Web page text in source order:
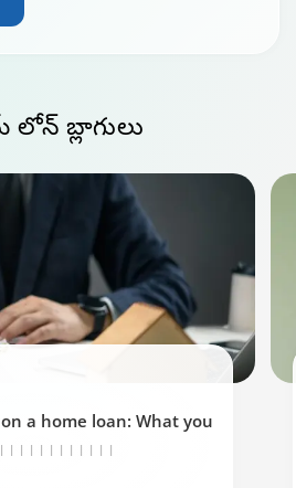
లోన్ బ్లాగులు
a home loan: What you
| | | | | | | | | | |